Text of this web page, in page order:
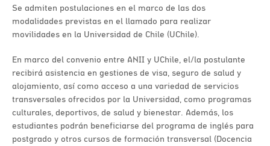
Se admiten postulaciones en el marco de las dos
modalidades previstas en el llamado para realizar
movilidades en la Universidad de Chile (UChile).
En marco del convenio entre ANII y UChile, el/la postulante
recibirá asistencia en gestiones de visa, seguro de salud y
alojamiento, así como acceso a una variedad de servicios
transversales ofrecidos por la Universidad, como programas
culturales, deportivos, de salud y bienestar. Además, los
estudiantes podrán beneficiarse del programa de inglés para
postgrado y otros cursos de formación transversal (Docencia